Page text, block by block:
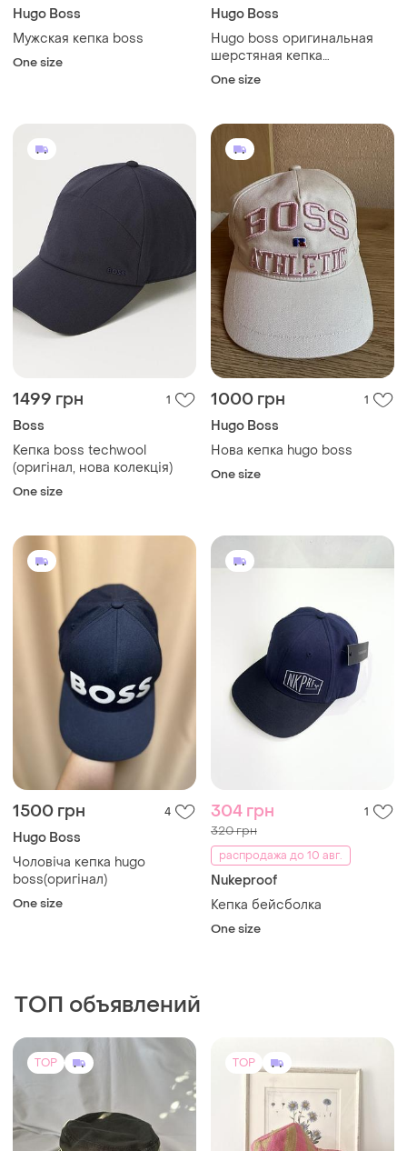
Hugo Boss
Мужская кепка boss
One size
Hugo Boss
Hugo boss оригинальная
шерстяная кепка
бейсболка
One size
1499 грн 1
Boss
Кепка boss techwool
(оригінал, нова колекція)
One size
1000 грн 1
Hugo Boss
Нова кепка hugo boss
One size
1500 грн 4
Hugo Boss
Чоловіча кепка hugo
boss(оригінал)
One size
304 грн 1
320 грн
распродажа до 10 авг.
Nukeproof
Кепка бейсболка
One size
ТОП объявлений
TOP TOP